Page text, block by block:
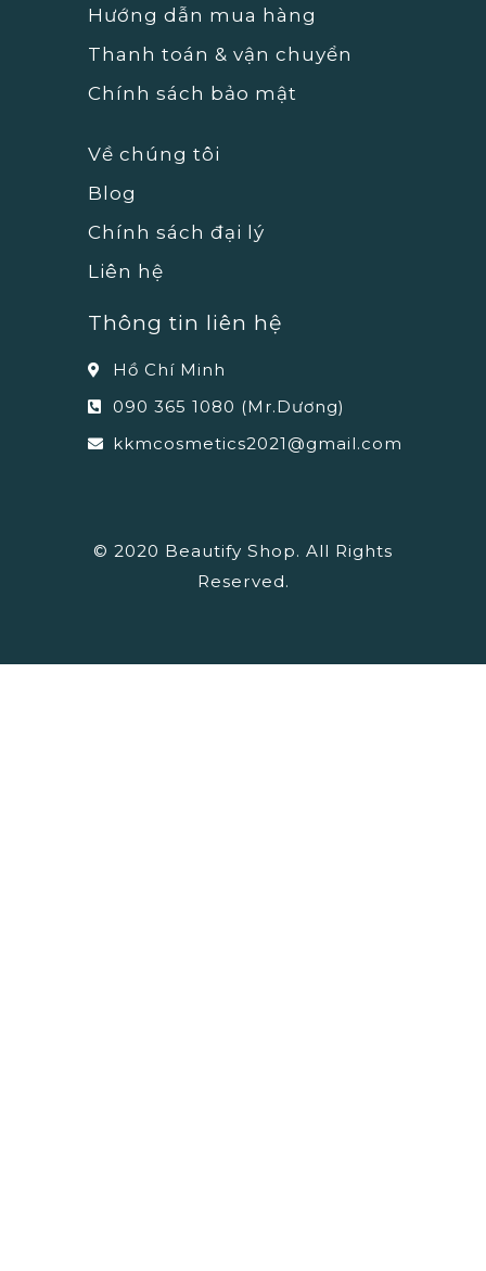
Hướng dẫn mua hàng
Thanh toán & vận chuyển
Chính sách bảo mật
Về chúng tôi
Blog
Chính sách đại lý
Liên hệ
Thông tin liên hệ
Hồ Chí Minh
090 365 1080 (Mr.Dương)
kkmcosmetics2021@gmail.com
© 2020 Beautify Shop. All Rights
Reserved.